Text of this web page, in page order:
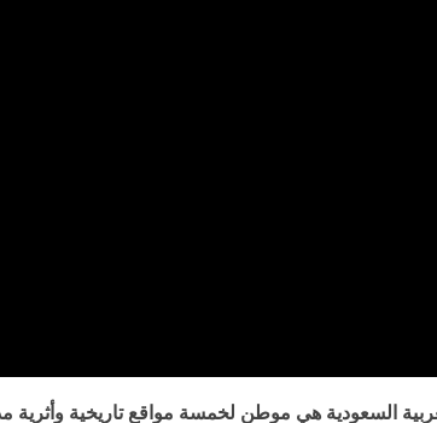
السعودية هي موطن لخمسة مواقع تاريخية وأثرية